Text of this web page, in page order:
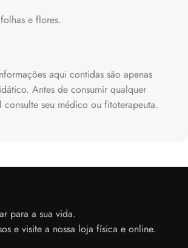
folhas e flores.
aqui contidas são apenas
Antes de consumir qualquer
consulte seu médico ou fitoterapeuta.
para a sua vida.
e visite a nossa loja física e online.